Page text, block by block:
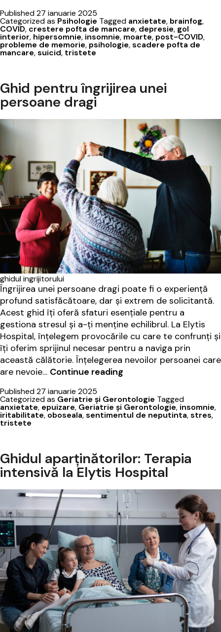
recunoști
depresia
și
să
eficient
Published27 ianuarie 2025
Categorized as Psihologie Tagged anxietate, brainfog,
COVID, crestere pofta de mancare, depresie, gol
interior, hipersomnie, insomnie, moarte, post-COVID,
probleme de memorie, psihologie,scadere pofta de
mancare,suicid, tristete
Ghid pentru îngrijirea unei
persoane dragi
ghidul ingrijitorului
Îngrijirea unei persoane dragi poate fi o experiență
profund satisfăcătoare, dar și extrem de solicitantă.
Acest ghid îți oferă sfaturi esențiale pentru a
gestiona stresul și a-ți menține echilibrul. La Elytis
Hospital, înțelegem provocările cu care te confrunți și
îți oferim sprijinul necesar pentru a naviga prin
această călătorie. Înțelegerea nevoilor persoanei care
are nevoie… Continue reading
îngrijirea
unei
persoane
Published27 ianuarie 2025
Categorized as Geriatrie şi Gerontologie Tagged
anxietate, epuizare, Geriatrie şi Gerontologie, insomnie,
iritabilitate, oboseala,sentimentul de neputinta,stres,
tristete
Ghidul aparținătorilor: Terapia
intensivă la Elytis Hospital